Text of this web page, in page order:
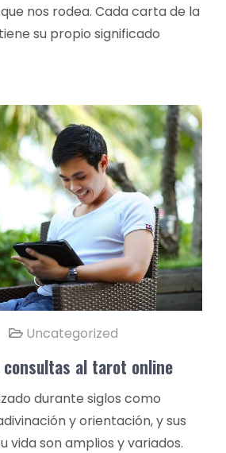
nos rodea. Cada carta de la
su propio significado
Uncategorized
al tarot online
durante siglos como
y orientación, y sus
vida son amplios y variados.